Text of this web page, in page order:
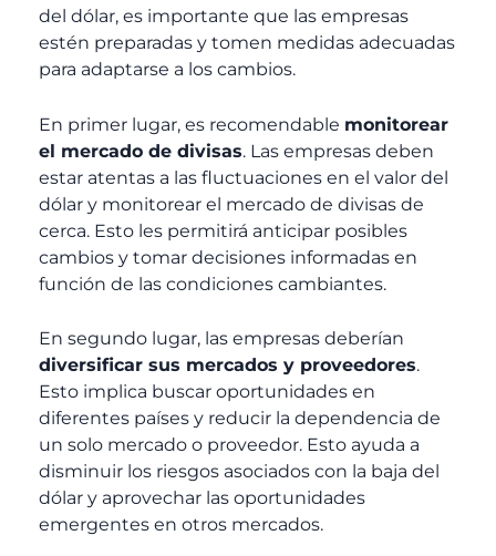
del dólar, es importante que las empresas
estén preparadas y tomen medidas adecuadas
para adaptarse a los cambios.
En primer lugar, es recomendable monitorear
el mercado de divisas. Las empresas deben
estar atentas a las fluctuaciones en el valor del
dólar y monitorear el mercado de divisas de
cerca. Esto les permitirá anticipar posibles
cambios y tomar decisiones informadas en
función de las condiciones cambiantes.
En segundo lugar, las empresas deberían
diversificar sus mercados y proveedores.
Esto implica buscar oportunidades en
diferentes países y reducir la dependencia de
un solo mercado o proveedor. Esto ayuda a
disminuir los riesgos asociados con la baja del
dólar y aprovechar las oportunidades
emergentes en otros mercados.